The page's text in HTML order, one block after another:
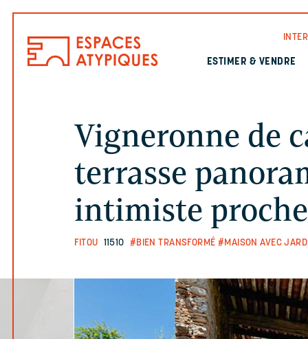
ESTIMER & VENDRE
Vigneronne de
terrasse
intimiste
FITOU 11510 #BIEN TRANSFORMÉ #MAISON AVEC